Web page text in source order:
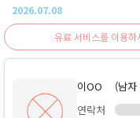
2026.07.08
유료 서비스를 이용
이OO
(남
연락처